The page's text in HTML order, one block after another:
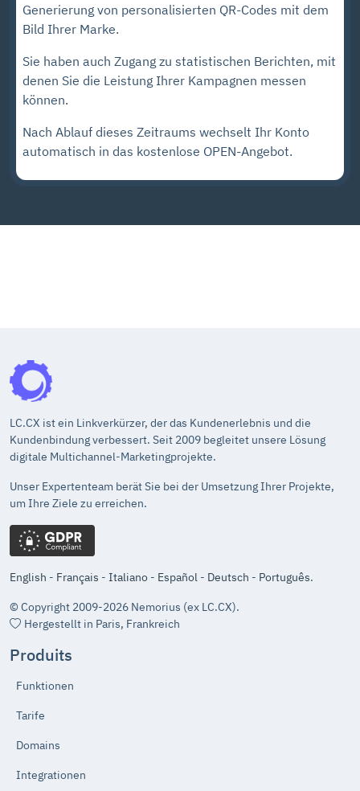
Generierung von personalisierten QR-Codes mit dem
Bild Ihrer Marke.
Sie haben auch Zugang zu statistischen Berichten, mit
denen Sie die Leistung Ihrer Kampagnen messen
können.
Nach Ablauf dieses Zeitraums wechselt Ihr Konto
automatisch in das kostenlose OPEN-Angebot.
LC.CX ist ein Linkverkürzer, der das Kundenerlebnis und die
Kundenbindung verbessert. Seit 2009 begleitet unsere Lösung
digitale Multichannel-Marketingprojekte.
Unser Expertenteam berät Sie bei der Umsetzung Ihrer Projekte,
um Ihre Ziele zu erreichen.
English - Français - Italiano - Español - Deutsch - Português.
© Copyright 2009-2026 Nemorius (ex LC.CX).
Hergestellt in Paris, Frankreich
Produits
Funktionen
Tarife
Domains
Integrationen